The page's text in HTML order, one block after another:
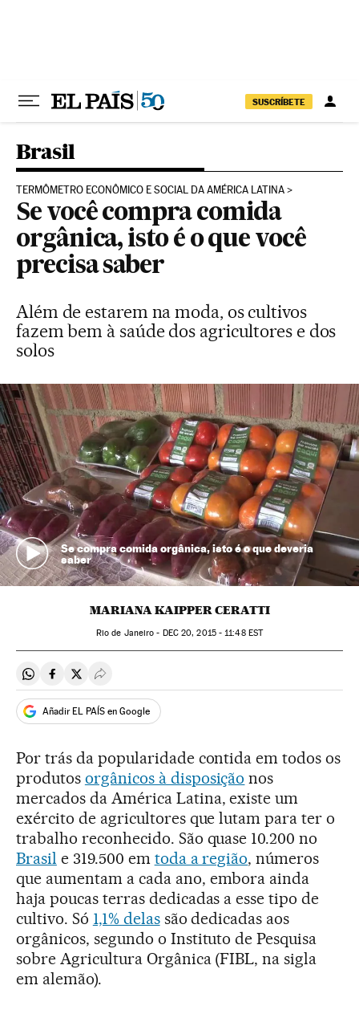
SUSCRÍBETE
Brasil
TERMÔMETRO ECONÔMICO E SOCIAL DA AMÉRICA LATINA
Se você compra comida
orgânica, isto é o que você
precisa saber
Além de estarem na moda, os cultivos
fazem bem à saúde dos agricultores e dos
solos
Se compra comida orgânica, isto é o que deveria
saber
MARIANA KAIPPER CERATTI
Rio de Janeiro - DEC20, 2015 - 11:48EST
Compartir en Whatsapp
Compartir en Facebook
Compartir en Twitter
Desplegar Redes Sociales
Añadir EL PAÍS en Google
Por trás da popularidade contida em todos os
produtos orgânicos à disposição nos
mercados da América Latina, existe um
exército de agricultores que lutam para ter o
trabalho reconhecido. São quase 10.200 no
Brasil e 319.500 em toda a região, números
que aumentam a cada ano, embora ainda
haja poucas terras dedicadas a esse tipo de
cultivo. Só 1,1% delassão dedicadas aos
orgânicos, segundo o Instituto de Pesquisa
sobre Agricultura Orgânica (FIBL, na sigla
em alemão).